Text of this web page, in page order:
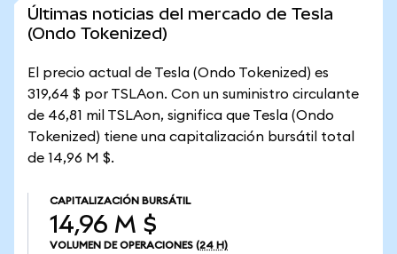
Últimas noticias del mercado de Tesla
(Ondo Tokenized)
El precio actual de Tesla (Ondo Tokenized) es
319,64 $ por TSLAon. Con un suministro circulante
de 46,81 mil TSLAon, significa que Tesla (Ondo
Tokenized) tiene una capitalización bursátil total
de 14,96 M $.
CAPITALIZACIÓN BURSÁTIL
14,96 M $
VOLUMEN DE OPERACIONES (24 H)